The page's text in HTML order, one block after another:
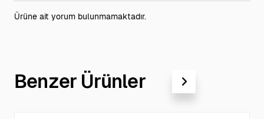
Ürüne ait yorum bulunmamaktadır.
Benzer Ürünler